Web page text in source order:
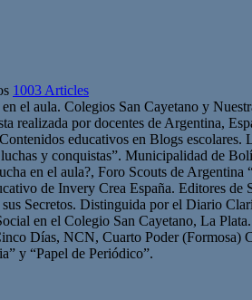
1003 Articles
el aula. Colegios San Cayetano y
realizada por docentes de Argentina,
educativos en Blogs
y conquistas”. Municipalidad de
en el aula?, Foro Scouts de
de Invery Crea España. Editores
Secretos. Distinguida por el Diario
en el Colegio San Cayetano, La
Días, NCN, Cuarto Poder
y “Papel de Periódico”.